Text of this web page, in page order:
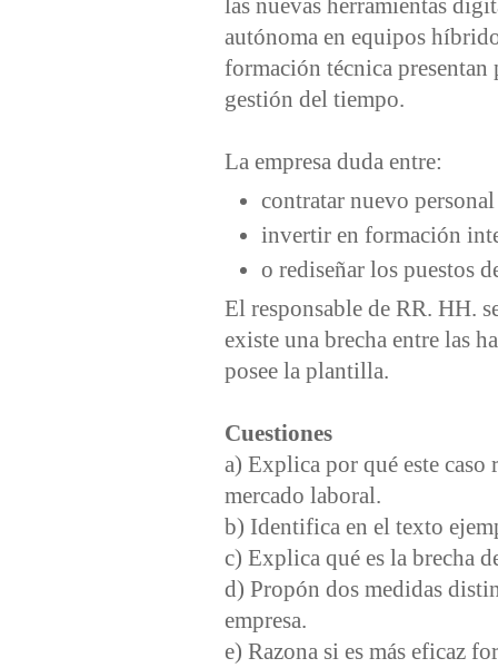
las nuevas herramientas
autónoma en equipos
formación técnica
gestión del tiempo.
La empresa duda entre:
contratar nuevo
invertir en formación
o rediseñar los puestos
El responsable de RR. HH.
existe una brecha entre las
posee la plantilla.
Cuestiones
a) Explica por qué este caso
mercado laboral.
b) Identifica en el texto
c) Explica qué es la brecha
d) Propón dos medidas
empresa.
e) Razona si es más eficaz